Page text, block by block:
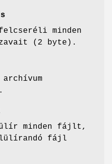
felcseréli minden
(2 byte).
minden fájlt,
fájl